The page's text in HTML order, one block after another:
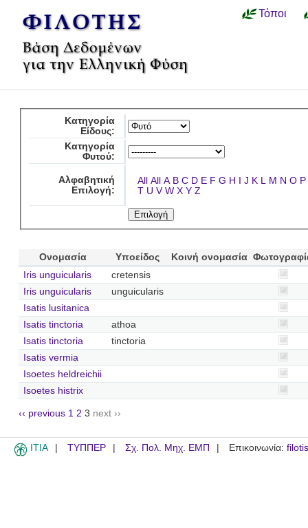
Τόποι
Κατηγορία
Είδους:
Κατηγορία
Φυτού:
Αλφαβητική
Επιλογή:
All All A B C D E F G H I J K L M N O P
T U V W X Y Z
Ονομασία Υποείδος Κοινή ονομασία
Iris unguicularis
cretensis
Iris unguicularis
unguicularis
Isatis lusitanica
Isatis tinctoria
athoa
Isatis tinctoria
tinctoria
Isatis vermia
Isoetes heldreichii
Isoetes histrix
‹‹ previous 1 2 3 next ››
ITIA ΤΥΠΠΕΡ Σχ. Πολ. Μηχ. ΕΜΠ Επικοινωνία: